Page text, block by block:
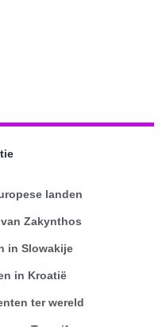
landen
Zakynthos
in Slowakije
in Kroatië
ter wereld